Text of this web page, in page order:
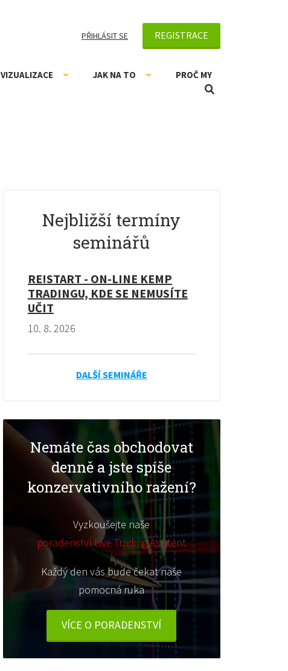
PŘIHLÁSIT SE REGISTRACE
VIZUALIZACE JAK NA TO PROČ MY
Nejbližší termíny
seminářů
RE!START - ON-LINE KEMP
TRADINGU, KDE SE NEMUSÍTE
UČIT
10. 8. 2026
DALŠÍ SEMINÁŘE
Nemáte čas obchodovat
denně a jste spíše
konzervativního ražení?
Vyzkoušejte naše
poradenství Live Trading Asistent
Každý den vás bude čekat naše
pomocná ruka
VÍCE O PORADENSTVÍ